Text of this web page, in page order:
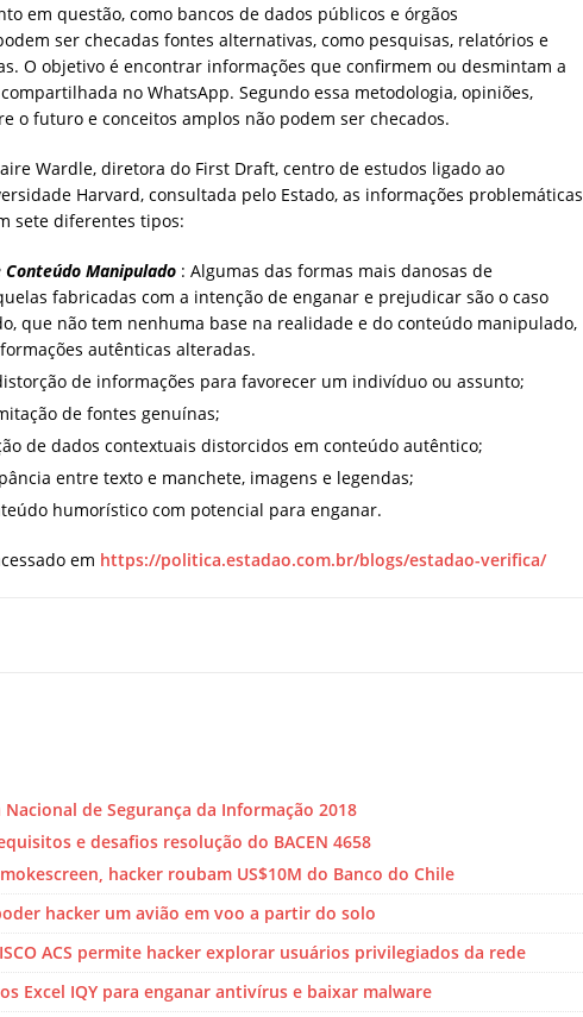
em questão, como bancos de dados públicos e órgãos
ser checadas fontes alternativas, como pesquisas, relatórios e
O objetivo é encontrar informações que confirmem ou desmintam a
no WhatsApp. Segundo essa metodologia, opiniões,
o futuro e conceitos amplos não podem ser checados.
Wardle, diretora do First Draft, centro de estudos ligado ao
Harvard, consultada pelo Estado, as informações problemáticas
sete diferentes tipos:
Manipulado : Algumas das formas mais danosas de
fabricadas com a intenção de enganar e prejudicar são o caso
que não tem nenhuma base na realidade e do conteúdo manipulado,
autênticas alteradas.
de informações para favorecer um indivíduo ou assunto;
de fontes genuínas;
de dados contextuais distorcidos em conteúdo autêntico;
entre texto e manchete, imagens e legendas;
humorístico com potencial para enganar.
em https://politica.estadao.com.br/blogs/estadao-verifica/
Nacional de Segurança da Informação 2018
e desafios resolução do BACEN 4658
hacker roubam US$10M do Banco do Chile
hacker um avião em voo a partir do solo
ACS permite hacker explorar usuários privilegiados da rede
Excel IQY para enganar antivírus e baixar malware